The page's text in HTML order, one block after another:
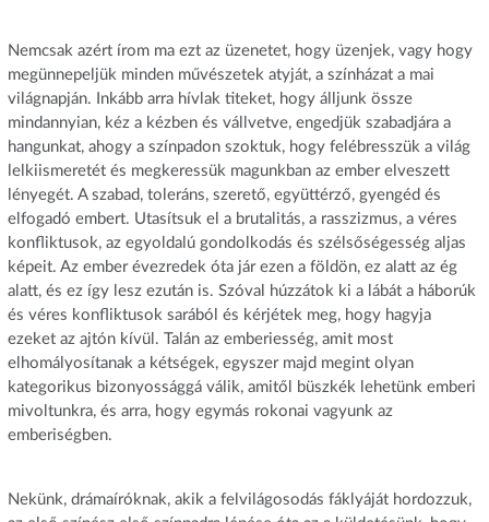
Nemcsak azért írom ma ezt az üzenetet, hogy üzenjek, vagy hogy
megünnepeljük minden művészetek atyját, a színházat a mai
világnapján. Inkább arra hívlak titeket, hogy álljunk össze
mindannyian, kéz a kézben és vállvetve, engedjük szabadjára a
hangunkat, ahogy a színpadon szoktuk, hogy felébresszük a világ
lelkiismeretét és megkeressük magunkban az ember elveszett
lényegét. A szabad, toleráns, szerető, együttérző, gyengéd és
elfogadó embert. Utasítsuk el a brutalitás, a rasszizmus, a véres
konfliktusok, az egyoldalú gondolkodás és szélsőségesség aljas
képeit. Az ember évezredek óta jár ezen a földön, ez alatt az ég
alatt, és ez így lesz ezután is. Szóval húzzátok ki a lábát a háborúk
és véres konfliktusok sarából és kérjétek meg, hogy hagyja
ezeket az ajtón kívül. Talán az emberiesség, amit most
elhomályosítanak a kétségek, egyszer majd megint olyan
kategorikus bizonyossággá válik, amitől büszkék lehetünk emberi
mivoltunkra, és arra, hogy egymás rokonai vagyunk az
emberiségben.
Nekünk, drámaíróknak, akik a felvilágosodás fáklyáját hordozzuk,